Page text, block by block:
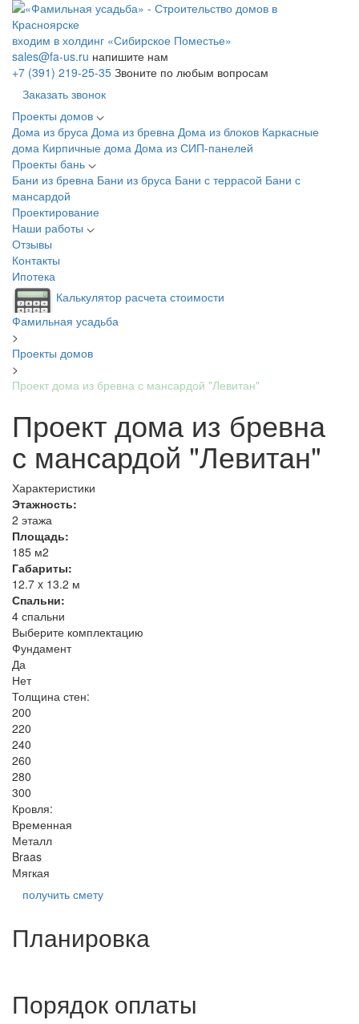
входим в холдинг «Сибирское Поместье»
sales@fa-us.ru напишите нам
+7 (391) 219-25-35 Звоните по любым вопросам
Заказать звонок
Проекты домов
Дома из бруса Дома из бревна Дома из блоков Каркасные
дома Кирпичные дома Дома из СИП-панелей
Проекты бань
Бани из бревна Бани из бруса Бани с террасой Бани с
мансардой
Проектирование
Наши работы
Отзывы
Контакты
Ипотека
Калькулятор расчета стоимости
Фамильная усадьба
>
Проекты домов
>
Проект дома из бревна с мансардой "Левитан"
Проект дома из бревна
с мансардой "Левитан"
Характеристики
Этажность:
2 этажа
Площадь:
185 м2
Габариты:
12.7 x 13.2 м
Спальни:
4 спальни
Выберите комплектацию
Фундамент
Да
Нет
Толщина стен:
200
220
240
260
280
300
Кровля:
Временная
Металл
Braas
Мягкая
получить смету
Планировка
Порядок оплаты